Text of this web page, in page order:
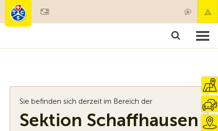
Mitgliedschaft & Leistungen
Sie befinden sich derzeit im Bereich der
Sektion Schaffhausen